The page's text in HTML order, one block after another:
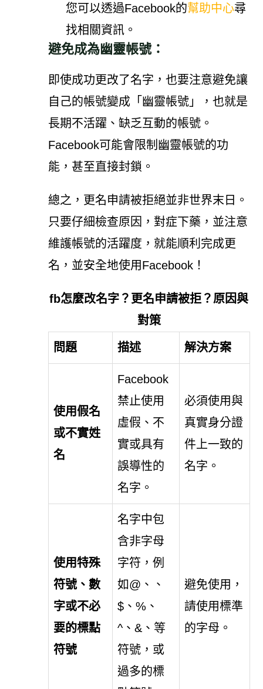
您可以透過Facebook的幫助中心尋
找相關資訊。
避免成為幽靈帳號：
即使成功更改了名字，也要注意避免讓
自己的帳號變成「幽靈帳號」，也就是
長期不活躍、缺乏互動的帳號。
Facebook可能會限制幽靈帳號的功
能，甚至直接封鎖。
總之，更名申請被拒絕並非世界末日。
只要仔細檢查原因，對症下藥，並注意
維護帳號的活躍度，就能順利完成更
名，並安全地使用Facebook！
fb怎麼改名字？更名申請被拒？原因與
對策
問題 描述 解決方案
使用假名
或不實姓
名
Facebook
禁止使用
虛假、不
實或具有
誤導性的
名字。
必須使用與
真實身分證
件上一致的
名字。
使用特殊
符號、數
字或不必
要的標點
符號
名字中包
含非字母
字符，例
如@、、
$、%、
^、&、等
符號，或
過多的標
避免使用，
請使用標準
的字母。